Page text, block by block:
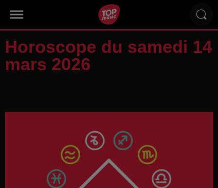
Horoscope du samedi 14
mars 2026